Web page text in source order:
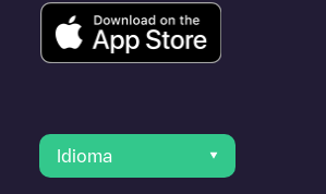
Idioma